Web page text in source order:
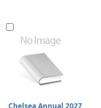
Chelsea Annual 2027